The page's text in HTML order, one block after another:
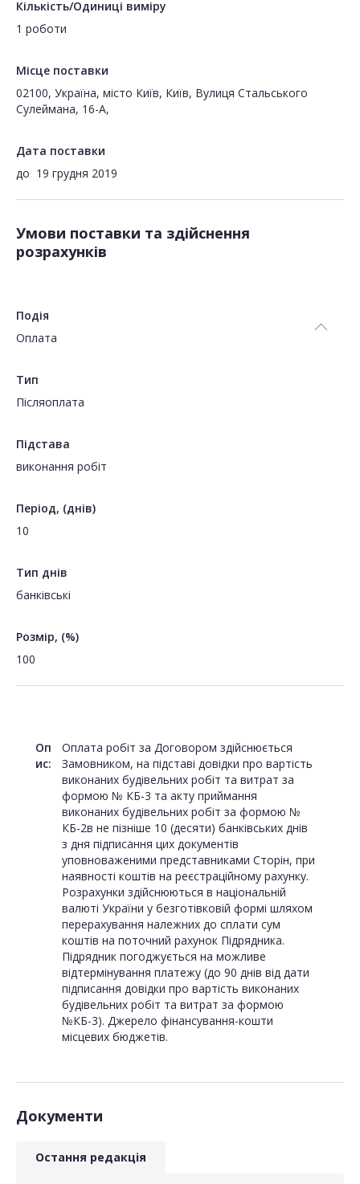
Кількість/Одиниці виміру
1 роботи
Місце поставки
02100, Україна, місто Київ, Київ, Вулиця Стальського
Сулеймана, 16-А,
Дата поставки
до 19 грудня 2019
Умови поставки та здійснення
розрахунків
Подія
Оплата
Тип
Пiсляоплата
Підстава
виконання робіт
Період, (днів)
10
Тип днів
банківські
Розмір, (%)
100
Оп
ис:
Оплата робіт за Договором здійснюється
Замовником, на підставі довідки про вартість
виконаних будівельних робіт та витрат за
формою № КБ-3 та акту приймання
виконаних будівельних робіт за формою №
КБ-2в не пізніше 10 (десяти) банківських днів
з дня підписання цих документів
уповноваженими представниками Сторін, при
наявності коштів на реєстраційному рахунку.
Розрахунки здійснюються в національній
валюті України у безготівковій формі шляхом
перерахування належних до сплати сум
коштів на поточний рахунок Підрядника.
Підрядник погоджується на можливе
відтермінування платежу (до 90 днів від дати
підписання довідки про вартість виконаних
будівельних робіт та витрат за формою
№КБ-3). Джерело фінансування-кошти
місцевих бюджетів.
Документи
Остання редакція